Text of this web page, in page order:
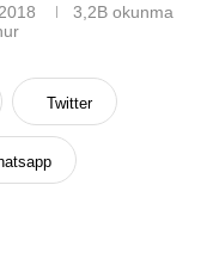
3,2B okunma
Twitter